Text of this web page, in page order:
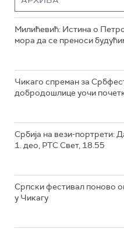
Милићевић: Истина о
мора да се преноси
Чикаго спреман за
добродошлице уочи
Србија на вези-портрети:
1. део, РТС Свет, 18.55
Српски фестивал поново
у Чикагу